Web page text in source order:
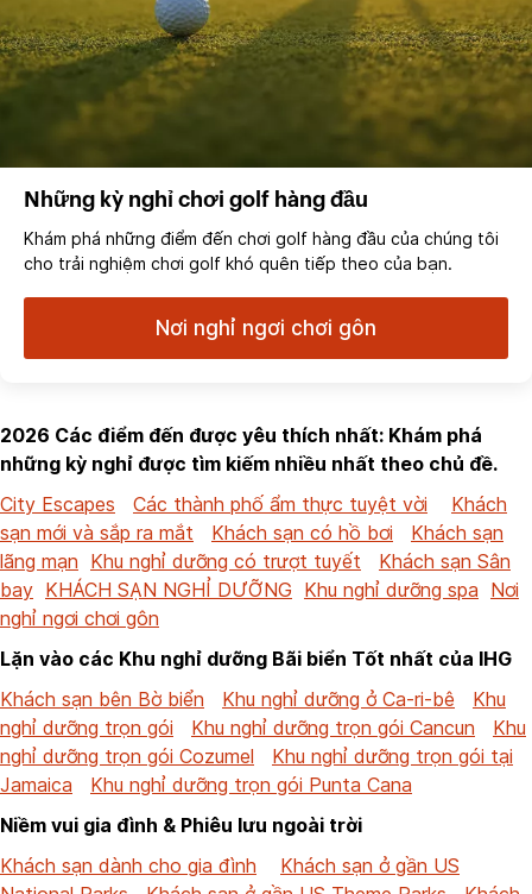
Những kỳ nghỉ chơi golf hàng đầu
Khám phá những điểm đến chơi golf hàng đầu của chúng tôi
cho trải nghiệm chơi golf khó quên tiếp theo của bạn.
Nơi nghỉ ngơi chơi gôn
2026 Các điểm đến được yêu thích nhất: Khám phá
những kỳ nghỉ được tìm kiếm nhiều nhất theo chủ đề.
City Escapes
Các thành phố ẩm thực tuyệt vời
Khách
sạn mới và sắp ra mắt
Khách sạn có hồ bơi
Khách sạn
lãng mạn Khu nghỉ dưỡng có trượt tuyết
Khách sạn Sân
bay KHÁCH SẠN NGHỈ DƯỠNG Khu nghỉ dưỡng spa Nơi
nghỉ ngơi chơi gôn
Lặn vào các Khu nghỉ dưỡng Bãi biển Tốt nhất của IHG
Khách sạn bên Bờ biển
Khu nghỉ dưỡng ở Ca-ri-bê
Khu
nghỉ dưỡng trọn gói
Khu nghỉ dưỡng trọn gói Cancun
Khu
nghỉ dưỡng trọn gói Cozumel
Khu nghỉ dưỡng trọn gói tại
Jamaica
Khu nghỉ dưỡng trọn gói Punta Cana
Niềm vui gia đình & Phiêu lưu ngoài trời
Khách sạn dành cho gia đình
Khách sạn ở gần US